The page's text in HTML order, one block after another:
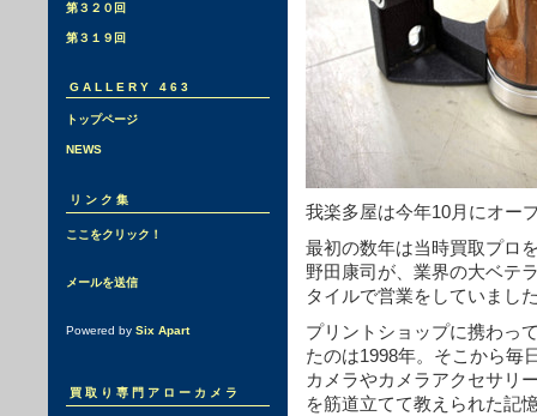
第３２０回
第３１９回
GALLERY 463
トップページ
NEWS
リンク集
ここをクリック！
メールを送信
Powered by Six Apart
買取り専門アローカメラ
我楽多屋は今年10月にオー
最初の数年は当時買取プロ
野田康司が、業界の大ベテ
タイルで営業をしていまし
プリントショップに携わっ
たのは1998年。そこから
カメラやカメラアクセサリ
を筋道立てて教えられた記